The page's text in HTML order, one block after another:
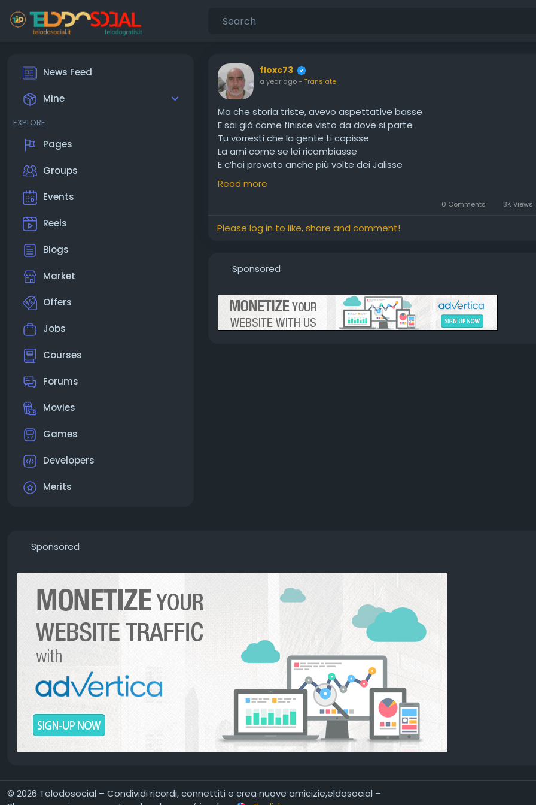
News Feed
Mine
EXPLORE
Pages
Groups
Events
Reels
Blogs
Market
Offers
Jobs
Courses
Forums
Movies
Games
Developers
Merits
floxc73
a year ago- Translate
Ma che storia triste, avevo aspettative basse
E sai già come finisce visto da dove si parte
Tu vorresti che la gente ti capisse
La ami come se lei ricambiasse
E c’hai provato anche più volte dei Jalisse
Ma l’insistenza non è mai così di classe
Certi discorsi vanno presi *** le pinze oppure provocano risate grasse
E te la aspetti ma ogni volta ti stupisce, guarda le loro facce, come se
bastasse
Grazie ma no grazie
Le risposte che ti danno sembran fatte *** lo stampo
Dovresti andare a lavorare e non farti manganellare nelle piazze
Grazie ma no grazie
Questa gente non fa un cazzo, li mantengo tutti io *** le mie tasse
Dovresti andare a lavorare e non farti manganellare nelle piazze
Grazie ma no grazie
Questa gente non fa un cazzo li mantengo tutti io *** le mie tasse
Dovresti dare meno ascolto ai sentimenti che non sono mai dei buoni
Dovremmo organizzare una rimpatriata tipo una cena di classe
Grazie ma no grazie
Grazie ma no
Davvero, grazie ma no
Storia triste, aspettative basse
C’è chi sparisce finché si calmano le acque (ma che storia triste)
C’è chi annuisce tra le frasi fatte, vince chi stupisce sempre a mani
Grazie ma no grazie
Grazie ma no
Significato
Grazie ma no grazie di Willie Peyote è una satira pungente sulla società
Read more
0 Comments 3K Views
Please log in to like, share and comment!
Sponsored
Sponsored
© 2026 Telodosocial – Condividi ricordi, connettiti e crea nuove amicizie,eldosocial –